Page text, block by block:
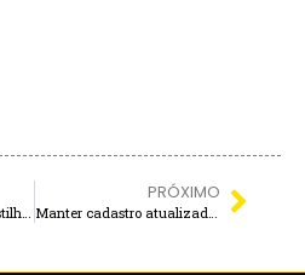
PRÓXIMO